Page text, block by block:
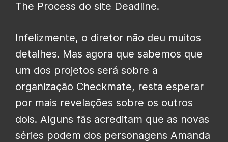
The Process do site Deadline.
Infelizmente, o diretor não deu muitos
detalhes. Mas agora que sabemos que
um dos projetos será sobre a
organização Checkmate, resta esperar
por mais revelações sobre os outros
dois. Alguns fãs acreditam que as novas
séries podem dos personagens Amanda